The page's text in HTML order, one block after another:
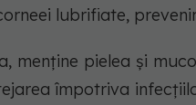
lubrifiate,
menține pielea și
împotriva